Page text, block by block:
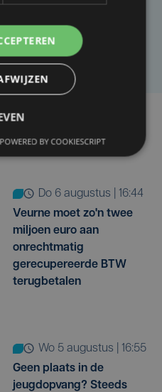
weten
do 6 augustus | 16:44
Veurne moet zo'n twee
miljoen euro aan
onrechtmatig
gerecupereerde BTW
terugbetalen
wo 5 augustus | 16:55
Geen plaats in de
jeugdopvang? Steeds
POWERED BY COOKIESCRIPT